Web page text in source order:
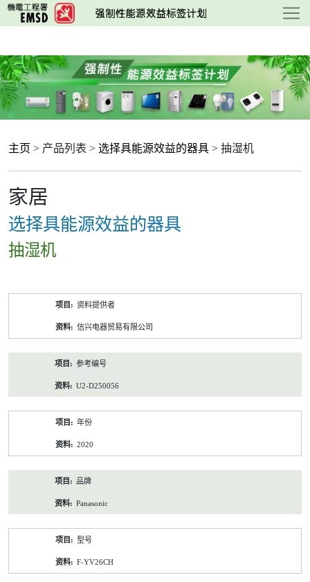
跳
至
要
内
容
主页 > 产品列表 > 选择具能源效益的器具 > 抽湿机
家居
选择具能源效益的器具
抽湿机
资料提供者
信兴电器贸易有限公司
参考编号
U2-D250056
年份
2020
品牌
Panasonic
型号
F-YV26CH